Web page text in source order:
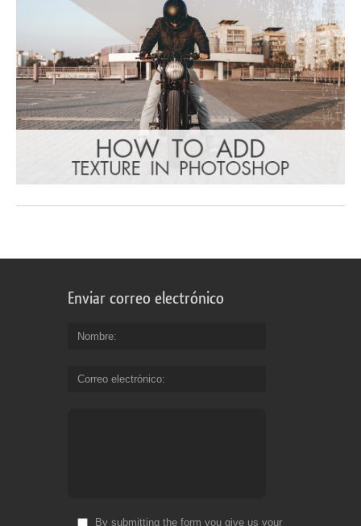
Enviar correo electrónico
Nombre
Correo electrónico
By submitting the form you give us your